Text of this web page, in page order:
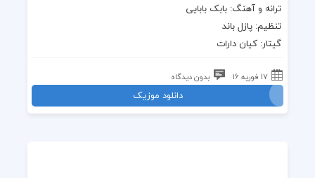
ترانه و آهنگ: بابک بابایی
تنظیم: پازل باند
گیتار: کیان دارات
17 فوریه 16 بدون دیدگاه
دانلود موزیک